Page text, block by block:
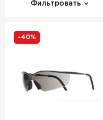
Фильтровать
-40%